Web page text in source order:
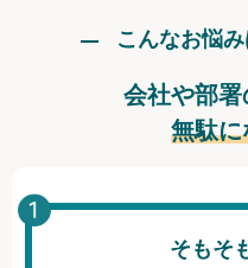
こんなお悩
会社や部署
無駄に
そもそ